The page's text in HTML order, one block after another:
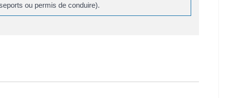
ou permis de conduire).